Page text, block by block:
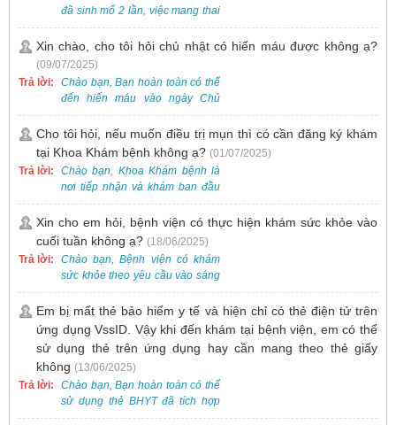
Nam - Thụy Điển Uông Bí.
đã sinh mổ 2 lần, việc mang thai
lần 3 vẫn có thể thực hiện được.
Tại Bệnh viện, chúng tôi đã tiếp
nhận và hỗ trợ nhiều thai phụ có
nhu cầu tương tự.
Xin chào, cho tôi hỏi chủ nhật có hiến máu được không ạ?
(09/07/2025)
Trả lời:
Chào bạn, Bạn hoàn toàn có thể
đến hiến máu vào ngày Chủ
Nhật.
Cho tôi hỏi, nếu muốn điều trị mụn thì có cần đăng ký khám
tại Khoa Khám bệnh không ạ? (01/07/2025)
Trả lời:
Chào bạn, Khoa Khám bệnh là
nơi tiếp nhận và khám ban đầu
cho tất cả các trường hợp, bao
gồm cả điều trị mụn. Vì vậy, bạn
cần đăng ký khám tại Khoa
Khám bệnh trước.
Xin cho em hỏi, bệnh viện có thực hiện khám sức khỏe vào
cuối tuần không ạ? (18/06/2025)
Trả lời:
Chào bạn, Bệnh viện có khám
sức khỏe theo yêu cầu vào sáng
thứ Bảy. Nếu bạn có nhu cầu, vui
lòng đặt lịch trước để được sắp
xếp thời gian phù hợp.
Em bị mất thẻ bảo hiểm y tế và hiện chỉ có thẻ điện tử trên
ứng dụng VssID. Vậy khi đến khám tại bệnh viện, em có thể
sử dụng thẻ trên ứng dụng hay cần mang theo thẻ giấy
không (13/06/2025)
Trả lời:
Chào bạn, Bạn hoàn toàn có thể
sử dụng thẻ BHYT đã tích hợp
trên ứng dụng VssID khi đến